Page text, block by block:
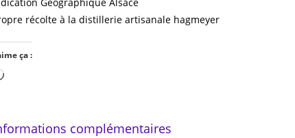
récolte à la distillerie artisanale hagmeyer
ça :
Chargement…
complémentaires